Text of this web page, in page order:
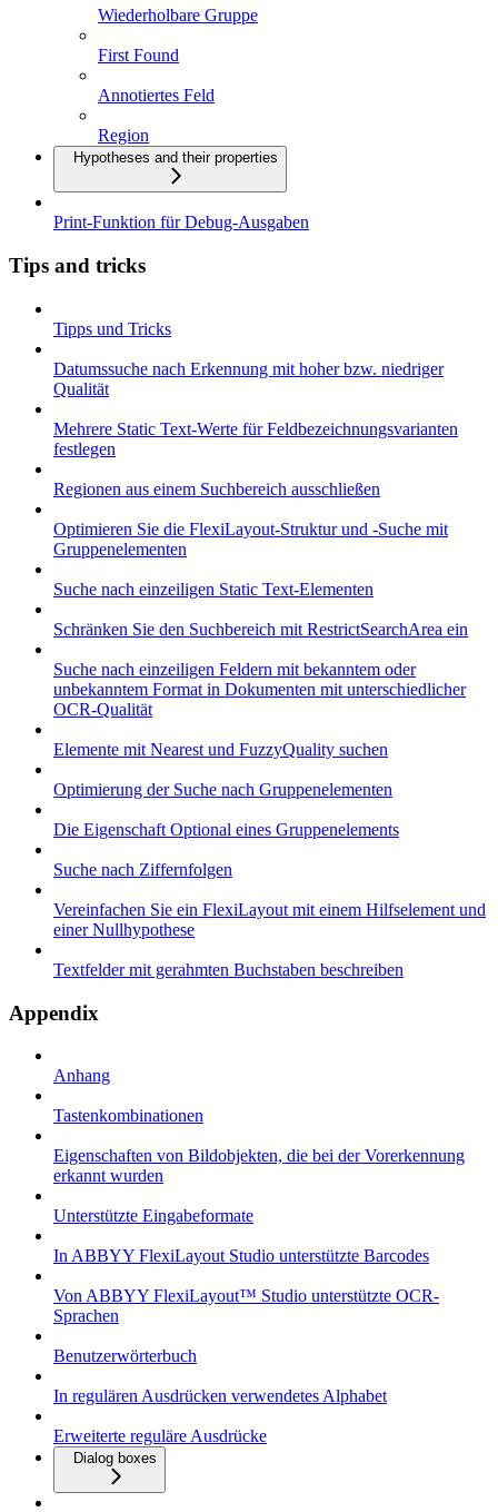
Wiederholbare Gruppe
First Found
Annotiertes Feld
Region
Hypotheses and their properties
Print-Funktion für Debug-Ausgaben
Tips and tricks
Tipps und Tricks
Datumssuche nach Erkennung mit hoher bzw. niedriger
Qualität
Mehrere Static Text-Werte für Feldbezeichnungsvarianten
festlegen
Regionen aus einem Suchbereich ausschließen
Optimieren Sie die FlexiLayout-Struktur und -Suche mit
Gruppenelementen
Suche nach einzeiligen Static Text-Elementen
Schränken Sie den Suchbereich mit RestrictSearchArea ein
Suche nach einzeiligen Feldern mit bekanntem oder
unbekanntem Format in Dokumenten mit unterschiedlicher
OCR-Qualität
Elemente mit Nearest und FuzzyQuality suchen
Optimierung der Suche nach Gruppenelementen
Die Eigenschaft Optional eines Gruppenelements
Suche nach Ziffernfolgen
Vereinfachen Sie ein FlexiLayout mit einem Hilfselement und
einer Nullhypothese
Textfelder mit gerahmten Buchstaben beschreiben
Appendix
Anhang
Tastenkombinationen
Eigenschaften von Bildobjekten, die bei der Vorerkennung
erkannt wurden
Unterstützte Eingabeformate
In ABBYY FlexiLayout Studio unterstützte Barcodes
Von ABBYY FlexiLayout™ Studio unterstützte OCR-
Sprachen
Benutzerwörterbuch
In regulären Ausdrücken verwendetes Alphabet
Erweiterte reguläre Ausdrücke
Dialog boxes